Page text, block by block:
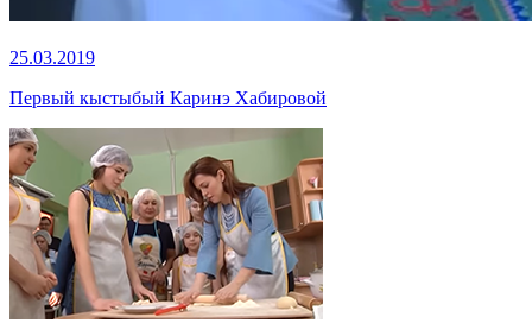
25.03.2019
Первый кыстыбый Каринэ Хабировой